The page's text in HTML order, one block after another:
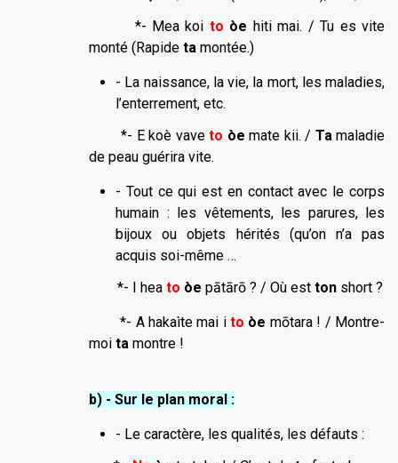
*- Mea koi to òe hiti mai. / Tu es vite
monté (Rapide ta montée.)
- La naissance, la vie, la mort, les maladies,
l’enterrement, etc.
*- E koè vave to òe mate kii. / Tamaladie
de peau guérira vite.
- Tout ce qui est en contact avec le corps
humain : les vêtements, les parures, les
bijoux ou objets hérités (qu’on n’a pas
acquis soi-même …
*- I hea to òe pātārō ? / Où est ton short ?
*- A hakaìte mai ito òe mōtara ! / Montre-
moi ta montre !
b) - Sur le plan moral :
- Le caractère, les qualités, les défauts :